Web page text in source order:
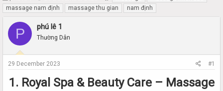
h
r
e
d
a
r
t
a
r
d
e
massage nam định
massage thu gian nam định
P phú lê 1
Thường Dân
29 December 2023 #1
1. Royal Spa & Beauty Care – Massage